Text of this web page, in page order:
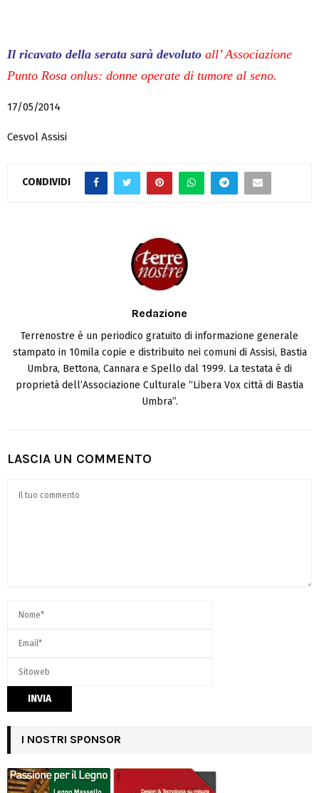
Il ricavato della serata sarà devoluto all’ Associazione
Punto Rosa onlus: donne operate di tumore al seno.
17/05/2014
Cesvol Assisi
CONDIVIDI
Redazione
Terrenostre è un periodico gratuito di informazione generale
stampato in 10mila copie e distribuito nei comuni di Assisi, Bastia
Umbra, Bettona, Cannara e Spello dal 1999. La testata è di
proprietà dell’Associazione Culturale “Libera Vox città di Bastia
Umbra”.
LASCIA UN COMMENTO
I NOSTRI SPONSOR